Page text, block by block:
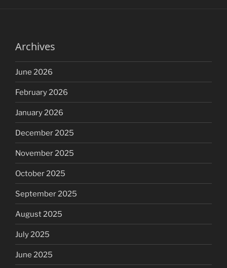
Archives
June 2026
February 2026
January 2026
December 2025
November 2025
October 2025
September 2025
August 2025
July 2025
June 2025